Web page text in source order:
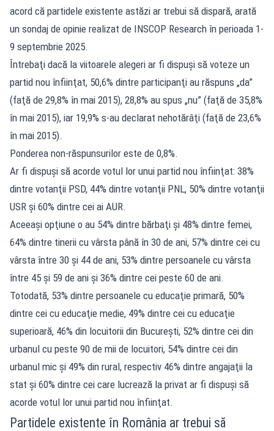
acord că partidele existente astăzi ar trebui să dispară, arată
un sondaj de opinie realizat de INSCOP Research în perioada 1-
9 septembrie 2025.
Întrebaţi dacă la viitoarele alegeri ar fi dispuşi să voteze un
partid nou înfiinţat, 50,6% dintre participanţi au răspuns „da”
(faţă de 29,8% în mai 2015), 28,8% au spus „nu” (faţă de 35,8%
în mai 2015), iar 19,9% s-au declarat nehotărâţi (faţă de 23,6%
în mai 2015).
Ponderea non-răspunsurilor este de 0,8%.
Ar fi dispuşi să acorde votul lor unui partid nou înfiinţat: 38%
dintre votanţii PSD, 44% dintre votanţii PNL, 50% dintre votanţii
USR şi 60% dintre cei ai AUR.
Aceeaşi opţiune o au 54% dintre bărbaţi şi 48% dintre femei,
64% dintre tinerii cu vârsta până în 30 de ani, 57% dintre cei cu
vârsta între 30 şi 44 de ani, 53% dintre persoanele cu vârsta
între 45 şi 59 de ani şi 36% dintre cei peste 60 de ani.
Totodată, 53% dintre persoanele cu educaţie primară, 50%
dintre cei cu educaţie medie, 49% dintre cei cu educaţie
superioară, 46% din locuitorii din Bucureşti, 52% dintre cei din
urbanul cu peste 90 de mii de locuitori, 54% dintre cei din
urbanul mic şi 49% din rural, respectiv 46% dintre angajaţii la
stat şi 60% dintre cei care lucrează la privat ar fi dispuşi să
acorde votul lor unui partid nou înfiinţat.
Partidele existente în România ar trebui să